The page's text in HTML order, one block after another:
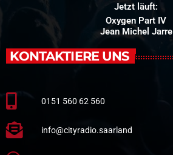
Jetzt läuft:
Oxygen Part IV
Jean Michel Jarre
KONTAKTIERE UNS
0151 560 62 560
info@cityradio.saarland